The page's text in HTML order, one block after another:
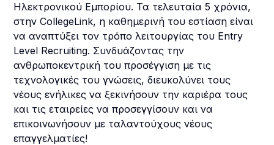
Ηλεκτρονικού Εμπορίου. Τα τελευταία 5 χρόνια,
στην CollegeLink, η καθημερινή του εστίαση είναι
να αναπτύξει τον τρόπο λειτουργίας του Entry
Level Recruiting. Συνδυάζοντας την
ανθρωποκεντρική του προσέγγιση με τις
τεχνολογικές του γνώσεις, διευκολύνει τους
νέους ενήλικες να ξεκινήσουν την καριέρα τους
και τις εταιρείες να προσεγγίσουν και να
επικοινωνήσουν με ταλαντούχους νέους
επαγγελματίες!